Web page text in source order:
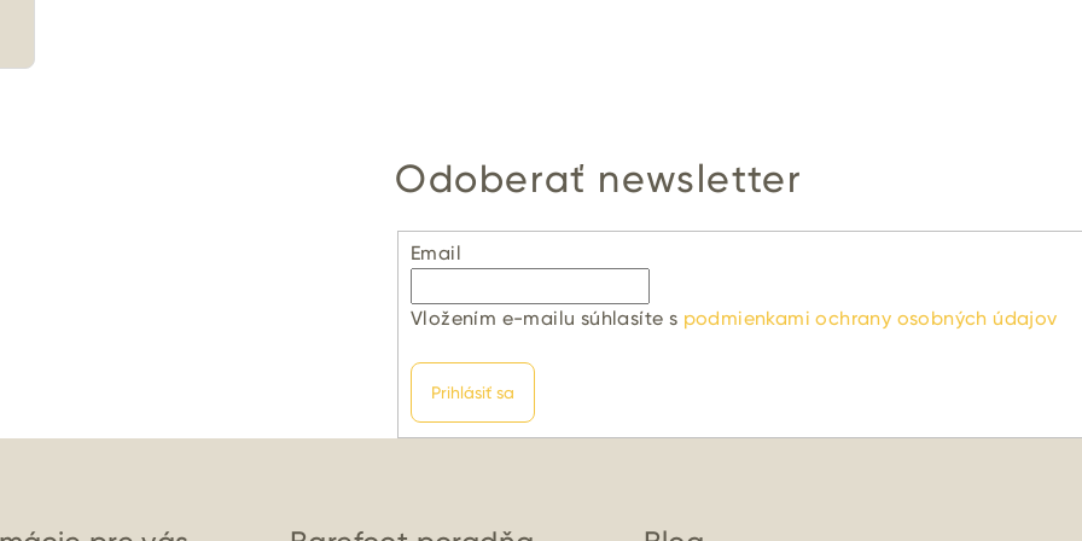
Odoberať newsletter
Email
Vložením e-mailu súhlasíte s podmienkami ochrany osobných údajov
Prihlásiť sa